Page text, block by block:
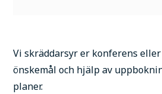
Vi skräddarsyr er konferens
önskemål och hjälp av
planer.